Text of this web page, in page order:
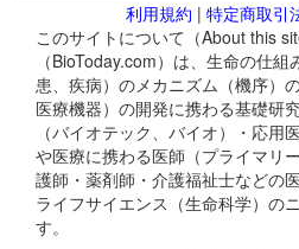
利用規約 | 特定商取引
このサイトについて（About this
（BioToday.com）は、生命の仕
患、疾病）のメカニズム（機序）
医療機器）の開発に携わる基礎研
（バイオテック、バイオ）・応用
や医療に携わる医師（プライマリ
護師・薬剤師・介護福祉士などの
ライフサイエンス（生命科学）の
す。